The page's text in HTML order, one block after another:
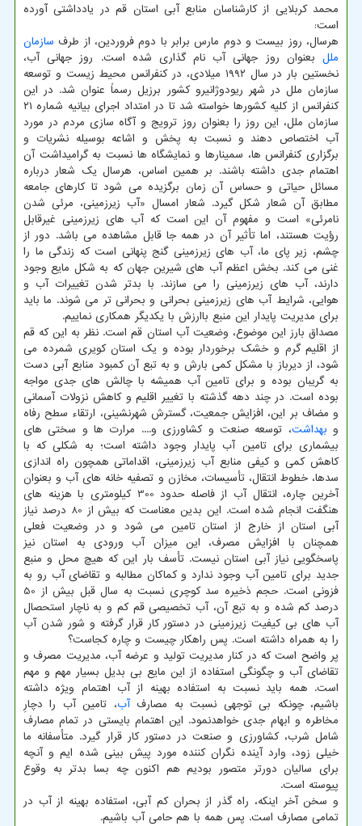
محمد کربلایی از کارشناسان منابع آبی استان قم در یادداشتی آورده
است:
هرسال، روز بیست و دوم مارس برابر با دوم فروردین، از طرف سازمان
ملل بعنوان روز جهانی آب نام گذاری شده است. روز جهانی آب،
نخستین بار در سال ۱۹۹۲ میلادی، در کنفرانس محیط زیست و توسعه
سازمان ملل در شهر ریودوژانیرو کشور برزیل رسماً عنوان شد. در این
کنفرانس از کلیه کشورها خواسته شد تا در امتداد اجرای بیانیه شماره ۲۱
سازمان ملل، این روز را بعنوان روز ترویج و آگاه سازی مردم در مورد
آب اختصاص دهند و نسبت به پخش و اشاعه بوسیله نشریات و
برگزاری کنفرانس ها، سمینارها و نمایشگاه ها نسبت به گرامیداشت آن
اهتمام جدی داشته باشند. بر همین اساس، هرسال یک شعار درباره
مسائل حیاتی و حساس آن زمان برگزیده می شود تا کارهای جامعه
مطابق آن شعار شکل گیرد. شعار امسال «آب زیرزمینی، مرئی شدن
نامرئی» است و مفهوم آن این است که آب های زیرزمینی غیرقابل
رؤیت هستند، اما تأثیر آن در همه جا قابل مشاهده می باشد. دور از
چشم، زیر پای ما، آب های زیرزمینی گنج پنهانی است که زندگی ما را
غنی می کند. بخش اعظم آب های شیرین جهان که به شکل مایع وجود
دارند، آب های زیرزمینی را می سازند. با بدتر شدن تغییرات آب و
هوایی، شرایط آب های زیرزمینی بحرانی و بحرانی تر می شوند. ما باید
برای مدیریت پایدار این منبع باارزش با یکدیگر همکاری نماییم.
مصداق بارز این موضوع، وضعیت آب استان قم است. نظر به این که قم
از اقلیم گرم و خشک برخوردار بوده و یک استان کویری شمرده می
شود، از دیرباز با مشکل کمی بارش و به تبع آن کمبود منابع آبی دست
به گریبان بوده و برای تامین آب همیشه با چالش های جدی مواجه
بوده است. در چند دهه گذشته با تغییر اقلیم و کاهش نزولات آسمانی
و مضاف بر این، افزایش جمعیت، گسترش شهرنشینی، ارتقاء سطح رفاه
و بهداشت، توسعه صنعت و کشاورزی و.... مرارت ها و سختی های
بیشماری برای تامین آب پایدار وجود داشته است؛ به شکلی که با
کاهش کمی و کیفی منابع آب زیرزمینی، اقداماتی همچون راه اندازی
سدها، خطوط انتقال، تأسیسات، مخازن و تصفیه خانه های آب و بعنوان
آخرین چاره، انتقال آب از فاصله حدود 300 کیلومتری با هزینه های
هنگفت انجام شده است. این بدین معناست که بیش از 80 درصد نیاز
آبی استان از خارج از استان تامین می شود و در وضعیت فعلی
همچنان با افزایش مصرف، این میزان آب ورودی به استان نیز
پاسخگویی نیاز آبی استان نیست. تأسف بار این که هیچ محل و منبع
جدید برای تامین آب وجود ندارد و کماکان مطالبه و تقاضای آب رو به
فزونی است. حجم ذخیره سد کوچری نسبت به سال قبل بیش از 50
درصد کم شده و به تبع آن، آب تخصیصی قم کم و به ناچار استحصال
آب های بی کیفیت زیرزمینی در دستور کار قرار گرفته و شور شدن آب
را به همراه داشته است. پس راهکار چیست و چاره کجاست؟
پر واضح است که در کنار مدیریت تولید و عرضه آب، مدیریت مصرف و
تقاضای آب و چگونگی استفاده از این مایع بی بدیل بسیار مهم و مهم
است. همه باید نسبت به استفاده بهینه از آب اهتمام ویژه داشته
باشیم، چونکه بی توجهی نسبت به مصارفآب، تامین آب را دچارِ
مخاطره و ابهام جدی خواهدنمود. این اهتمام بایستی در تمام مصارف
شامل شرب، کشاورزی و صنعت در دستور کار قرار گیرد. متأسفانه ما
خیلی زود، وارد آینده نگران کننده مورد پیش بینی شده ایم و آنچه
برای سالیان دورتر متصور بودیم هم اکنون چه بسا بدتر به وقوع
پیوسته است.
و سخن آخر اینکه، راه گذر از بحران کم آبی، استفاده بهینه از آب در
تمامی مصارف است. پس همه با هم حامی آب باشیم.